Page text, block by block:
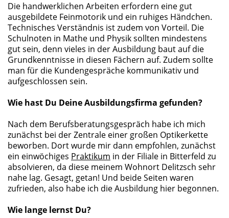
Die handwerklichen Arbeiten erfordern eine gut
ausgebildete Feinmotorik und ein ruhiges Händchen.
Technisches Verständnis ist zudem von Vorteil. Die
Schulnoten in Mathe und Physik sollten mindestens
gut sein, denn vieles in der Ausbildung baut auf die
Grundkenntnisse in diesen Fächern auf. Zudem sollte
man für die Kundengespräche kommunikativ und
aufgeschlossen sein.
Wie hast Du Deine Ausbildungsfirma gefunden?
Nach dem Berufsberatungsgespräch habe ich mich
zunächst bei der Zentrale einer großen Optikerkette
beworben. Dort wurde mir dann empfohlen, zunächst
ein einwöchiges Praktikum in der Filiale in Bitterfeld zu
absolvieren, da diese meinem Wohnort Delitzsch sehr
nahe lag. Gesagt, getan! Und beide Seiten waren
zufrieden, also habe ich die Ausbildung hier begonnen.
Wie lange lernst Du?